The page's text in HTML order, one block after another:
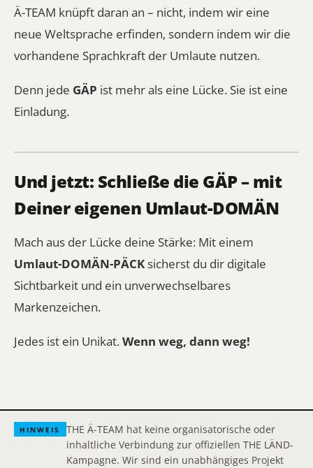
Ä-TEAM knüpft daran an – nicht, indem wir eine
neue Weltsprache erfinden, sondern indem wir die
vorhandene Sprachkraft der Umlaute nutzen.
Denn jede GÄP ist mehr als eine Lücke. Sie ist eine
Einladung.
Und jetzt: Schließe die GÄP – mit
Deiner eigenen Umlaut-DOMÄN
Mach aus der Lücke deine Stärke: Mit einem
Umlaut-DOMÄN-PÄCK sicherst du dir digitale
Sichtbarkeit und ein unverwechselbares
Markenzeichen.
Jedes ist ein Unikat.Wenn weg, dann weg!
HINWEIS
THE Ä-TEAM hat keine organisatorische oder
inhaltliche Verbindung zur offiziellen THE LÄND-
Kampagne. Wir sind ein unabhängiges Projekt